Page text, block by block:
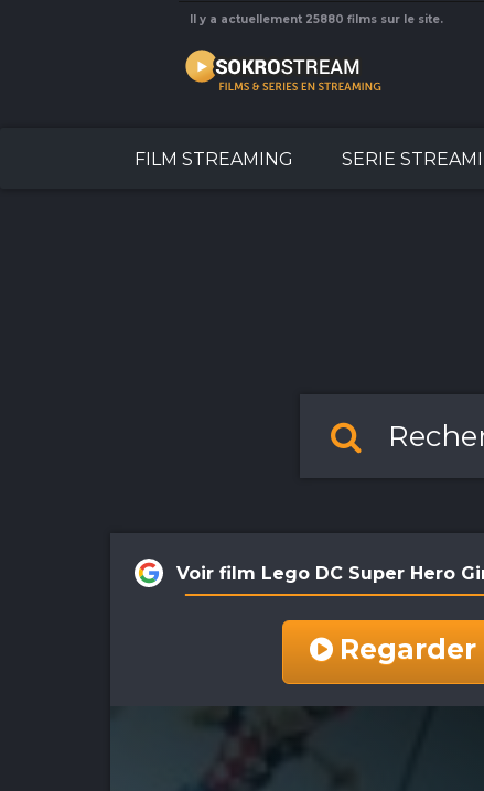
Il y a actuellement 25880 films sur le site.
FILM STREAMING SERIE
Voir film Lego DC Super Hero
Regarder